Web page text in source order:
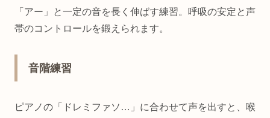
「アー」と一定の音を長く伸ばす練習。呼吸の安定と声
帯のコントロールを鍛えられます。
音階練習
ピアノの「ドレミファソ…」に合わせて声を出すと、喉